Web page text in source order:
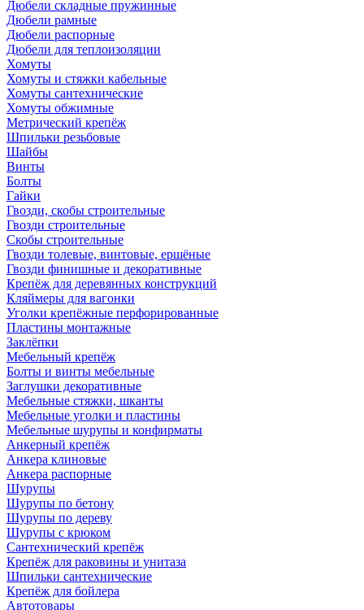
Дюбели складные пружинные
Дюбели рамные
Дюбели распорные
Дюбели для теплоизоляции
Хомуты
Хомуты и стяжки кабельные
Хомуты сантехнические
Хомуты обжимные
Метрический крепёж
Шпильки резьбовые
Шайбы
Винты
Болты
Гайки
Гвозди, скобы строительные
Гвозди строительные
Скобы строительные
Гвозди толевые, винтовые, ершёные
Гвозди финишные и декоративные
Крепёж для деревянных конструкций
Кляймеры для вагонки
Уголки крепёжные перфорированные
Пластины монтажные
Заклёпки
Мебельный крепёж
Болты и винты мебельные
Заглушки декоративные
Мебельные стяжки, шканты
Мебельные уголки и пластины
Мебельные шурупы и конфирматы
Анкерный крепёж
Анкера клиновые
Анкера распорные
Шурупы
Шурупы по бетону
Шурупы по дереву
Шурупы с крюком
Сантехнический крепёж
Крепёж для раковины и унитаза
Шпильки сантехнические
Крепёж для бойлера
Автотовары